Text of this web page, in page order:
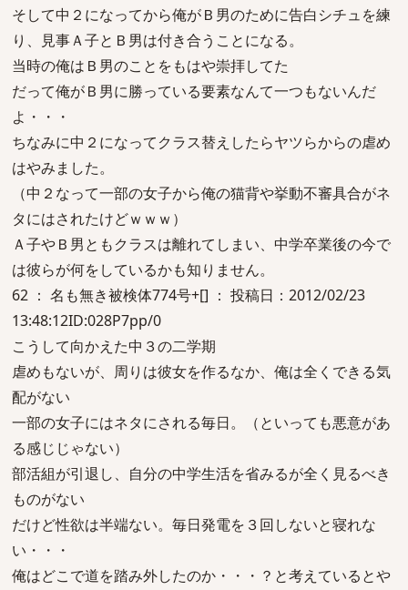
そして中２になってから俺がＢ男のために告白シチュを練
り、見事Ａ子とＢ男は付き合うことになる。
当時の俺はＢ男のことをもはや崇拝してた
だって俺がＢ男に勝っている要素なんて一つもないんだ
よ・・・
ちなみに中２になってクラス替えしたらヤツらからの虐め
はやみました。
（中２なって一部の女子から俺の猫背や挙動不審具合がネ
タにはされたけどｗｗｗ）
Ａ子やＢ男ともクラスは離れてしまい、中学卒業後の今で
は彼らが何をしているかも知りません。
62 ： 名も無き被検体774号+[] ： 投稿日：2012/02/23
13:48:12ID:028P7pp/0
こうして向かえた中３の二学期
虐めもないが、周りは彼女を作るなか、俺は全くできる気
配がない
一部の女子にはネタにされる毎日。（といっても悪意があ
る感じじゃない）
部活組が引退し、自分の中学生活を省みるが全く見るべき
ものがない
だけど性欲は半端ない。毎日発電を３回しないと寝れな
い・・・
俺はどこで道を踏み外したのか・・・？と考えているとや